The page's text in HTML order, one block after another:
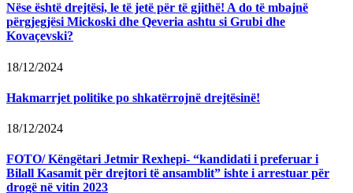
Nëse është drejtësi, le të jetë për të gjithë! A do të mbajnë
përgjegjësi Mickoski dhe Qeveria ashtu si Grubi dhe
Kovaçevski?
18/12/2024
Hakmarrjet politike po shkatërrojnë drejtësinë!
18/12/2024
FOTO/ Këngëtari Jetmir Rexhepi- “kandidati i preferuar i
Bilall Kasamit për drejtori të ansamblit” ishte i arrestuar për
drogë në vitin 2023